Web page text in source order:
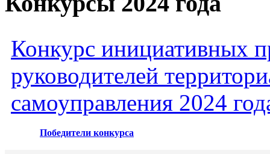
Конкурс инициативных
руководителей
самоуправления 2024
Победители конкурса